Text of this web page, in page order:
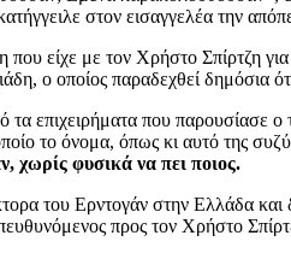
στον εισαγγελέα την
που είχε με τον Χρήστο Σπίρτζη
ο οποίος παραδεχθεί δημόσια
τα επιχειρήματα που παρουσίασε
το όνομα, όπως κι αυτό της
χωρίς φυσικά να πει ποιος.
του Ερντογάν στην Ελλάδα και
προς τον Χρήστο